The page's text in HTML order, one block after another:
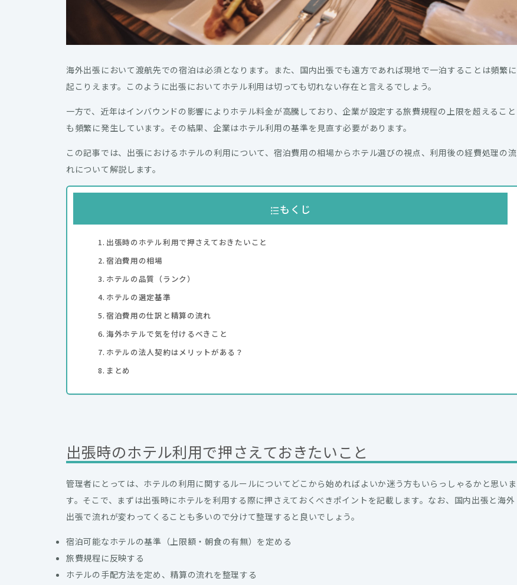
海外出張において渡航先での宿泊は必須となります。また、国内出張でも遠方であれば現地で一泊することは頻繁に
起こりえます。このように出張においてホテル利用は切っても切れない存在と言えるでしょう。
一方で、近年はインバウンドの影響によりホテル料金が高騰しており、企業が設定する旅費規程の上限を超えること
も頻繁に発生しています。その結果、企業はホテル利用の基準を見直す必要があります。
この記事では、出張におけるホテルの利用について、宿泊費用の相場からホテル選びの視点、利用後の経費処理の流
れについて解説します。
もくじ
出張時のホテル利用で押さえておきたいこと
宿泊費用の相場
ホテルの品質（ランク）
ホテルの選定基準
宿泊費用の仕訳と精算の流れ
海外ホテルで気を付けるべきこと
ホテルの法人契約はメリットがある？
まとめ
出張時のホテル利用で押さえておきたいこと
管理者にとっては、ホテルの利用に関するルールについてどこから始めればよいか迷う方もいらっしゃるかと思いま
す。そこで、まずは出張時にホテルを利用する際に押さえておくべきポイントを記載します。なお、国内出張と海外
出張で流れが変わってくることも多いので分けて整理すると良いでしょう。
宿泊可能なホテルの基準（上限額・朝食の有無）を定める
旅費規程に反映する
ホテルの手配方法を定め、精算の流れを整理する